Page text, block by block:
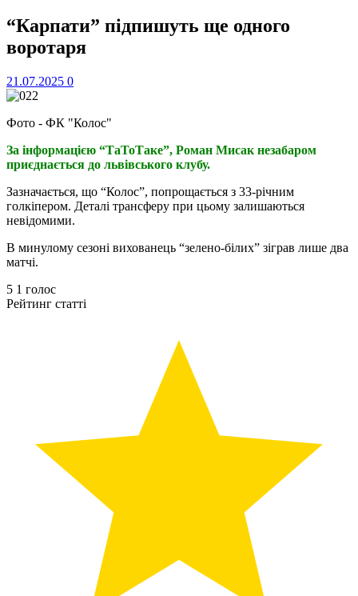
“Карпати” підпишуть ще одного
воротаря
21.07.2025 0
Фото - ФК "Колос"
За інформацією “ТаТоТаке”, Роман Мисак незабаром
приєднається до львівського клубу.
Зазначається, що “Колос”, попрощається з 33-річним
голкіпером. Деталі трансферу при цьому залишаються
невідомими.
В минулому сезоні вихованець “зелено-білих” зіграв лише два
матчі.
5 1 голос
Рейтинг статті